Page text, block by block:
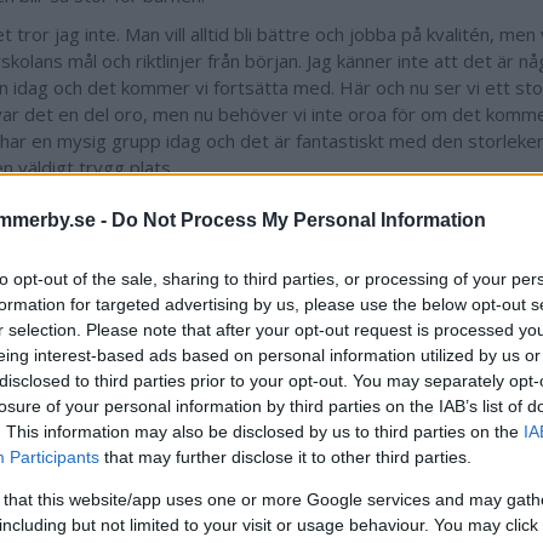
- Do Not Process My Personal Information
opt-out of the sale, sharing to third parties, or processing of your
for targeted advertising by us, please use the below opt-out
selection. Please note that after your opt-out request is processed
interest-based ads based on personal information utilized by us
to third parties prior to your opt-out. You may separately
of your personal information by third parties on the IAB’s list of
This information may also be disclosed by us to third parties on the
Participants that may further disclose it to other third parties.
that this website/app uses one or more Google services and may
but not limited to your visit or usage behaviour. You may
tror jag inte. Man vill alltid bli bättre och jobba på kvalitén, men
mål och riktlinjer från början. Jag känner inte att det är
idag och det kommer vi fortsätta med. Här och nu ser vi ett
det en del oro, men nu behöver vi inte oroa för om det
har en mysig grupp idag och det är fantastiskt med den
väldigt trygg plats.
är en omdiskuterad pedagogisk inriktning som utger sig för att
där man ska sätta en större prägel på känslolivet och
en alternativ pedagogik, men läroplanen gäller för oss som för
finns det en kompletterande metod som heter vägen till frihet.
synen på människan, man säger att människan inte bara är
måste ta hänsyn till känslor och tanken. Utbildningen behöver
känslomässiga och kognitiva delen. I dagens samhälle är det
i Waldorf är det också jätteviktigt att barnen får känna
Reichenberger menar skiljer sig är synen på kommunikation
inte lika viktigt att prata med barnen, det viktigaste i Waldorf är
och utgår från att barnen efterhärmar det de ser. Det